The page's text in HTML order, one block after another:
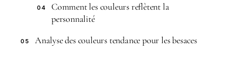
04
Comment les couleurs reflètent la
personnalité
05 Analyse des couleurs tendance pour les besaces